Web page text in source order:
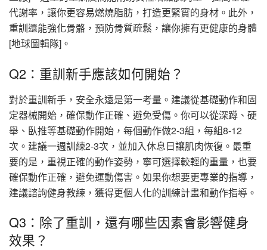
代謝率，讓你更容易燃燒脂肪，打造更緊實的身材。此外，
重訓還能強化骨骼，預防骨質疏鬆，讓你擁有更健康的身體
[地球圖輯隊]。
Q2：重訓新手應該如何開始？
對於重訓新手，安全永遠是第一考量。建議從基礎動作和固
定器械開始，確保動作正確、避免受傷。你可以從深蹲、硬
舉、臥推等基礎動作開始，每個動作做2-3組，每組8-12
次。建議一週訓練2-3次，並加入休息日讓肌肉恢復。最重
要的是，重視正確的動作姿勢，寧可選擇較輕的重量，也要
確保動作正確，避免運動傷害。如果你想要更專業的指導，
建議諮詢健身教練，獲得更個人化的訓練計畫和動作指導。
Q3：除了重訓，還有哪些因素會影響健身
效果？